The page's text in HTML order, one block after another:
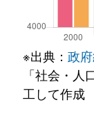
※出典： 政
「社会・
工して作成